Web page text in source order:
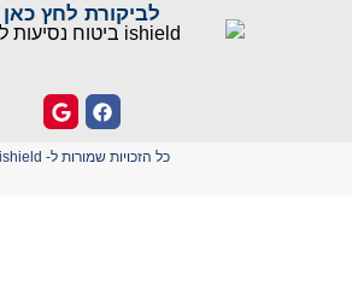
לביקורת לחץ כאן
כל הזכויות שמורות ל- ishield